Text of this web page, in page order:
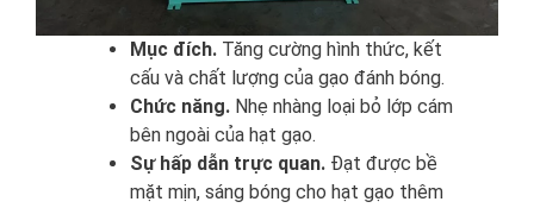
Mục đích. Tăng cường hình thức, kết
cấu và chất lượng của gạo đánh bóng.
Chức năng. Nhẹ nhàng loại bỏ lớp cám
bên ngoài của hạt gạo.
Sự hấp dẫn trực quan. Đạt được bề
mặt mịn, sáng bóng cho hạt gạo thêm